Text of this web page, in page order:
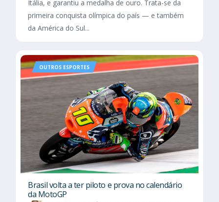
Itália, e garantiu a medalha de ouro. Trata-se da
primeira conquista olímpica do país — e também
da América do Sul...
OUTROS ESPORTES
Brasil volta a ter piloto e prova no calendário
da MotoGP